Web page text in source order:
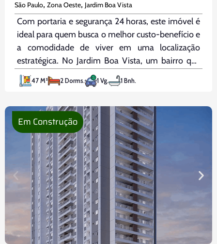
São Paulo, Zona Oeste, Jardim Boa Vista
Com portaria e segurança 24 horas, este imóvel é
ideal para quem busca o melhor custo-benefício e
a comodidade de viver em uma localização
estratégica. No Jardim Boa Vista, um bairro que
oferece comércio e serviços de primeira linha,
você estará perto de tudo o que é importante
47 M² 2 Dorms. 1 Vg. 1 Bnh.
Em Construção